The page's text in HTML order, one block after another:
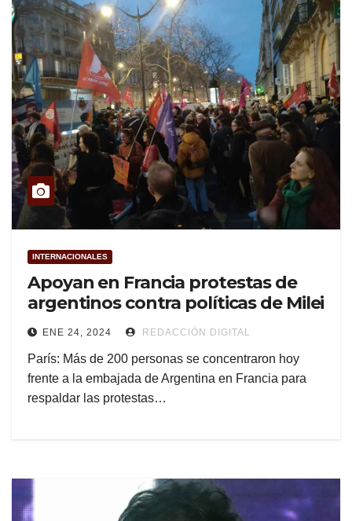
INTERNACIONALES
Apoyan en Francia protestas de
argentinos contra políticas de Milei
ENE 24, 2024 REDACCIÓN DIGITAL
París: Más de 200 personas se concentraron hoy
frente a la embajada de Argentina en Francia para
respaldar las protestas…